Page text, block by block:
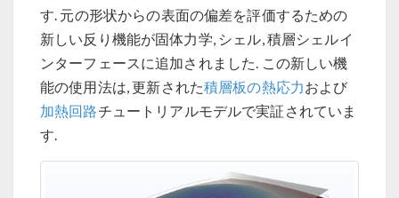
す. 元の形状からの表面の偏差を評価するための
新しい反り機能が固体力学, シェル, 積層シェルイ
ンターフェースに追加されました. この新しい機
能の使用法は, 更新された積層板の熱応力 および
加熱回路チュートリアルモデルで実証されていま
す.